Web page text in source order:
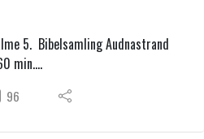
5. Bibelsamling Audnastrand
min.
96